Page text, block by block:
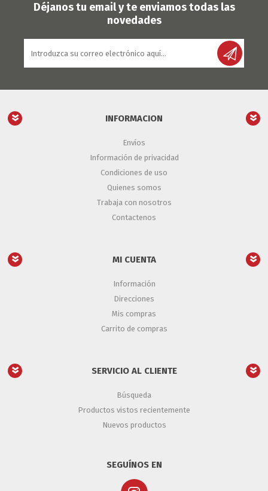
Déjanos tu email y te enviamos todas las
novedades
INFORMACION
Envíos
Información de privacidad
Condiciones de uso
Quienes somos
Trabaja con nosotros
Contactenos
MI CUENTA
Información
Direcciones
Mis compras
Carrito de compras
SERVICIO AL CLIENTE
Búsqueda
Productos vistos recientemente
Nuevos productos
SEGUÍNOS EN